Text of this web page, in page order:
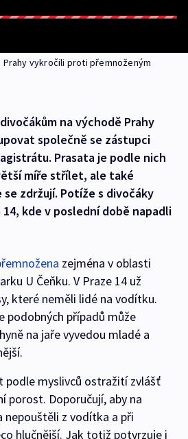
Prahy vykročili proti přemnoženým
na východě Prahy
společně se zástupci
Prasata je podle nich
míře střílet, ale také
zdržují. Potíže s divočáky
14, kde v poslední době napadli
zejména v oblasti
U Čeňku. V Praze 14 už
které neměli lidé na vodítku.
podobných případů může
na jaře vyvedou mladé a
podle myslivců ostražití zvlášť
porost. Doporučují, aby na
nepouštěli z vodítka a při
hlučnější. Jak totiž potvrzuje i